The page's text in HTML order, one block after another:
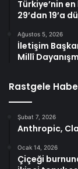
Türkiye’nin
29’dan 19’a
Ağustos 5, 2026
İletişim
Millî
Rastgele
Şubat 7, 2026
Anthropic,
Ocak 14, 2026
Çiçeği